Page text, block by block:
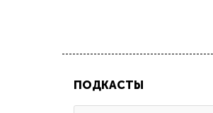
ПОДКАСТЫ